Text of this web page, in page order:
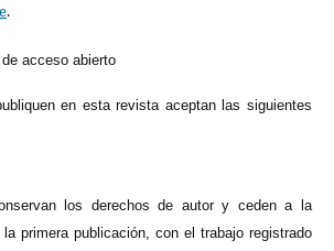
.
acceso abierto
en esta revista aceptan las siguientes
los derechos de autor y ceden a la
primera publicación, con el trabajo registrado